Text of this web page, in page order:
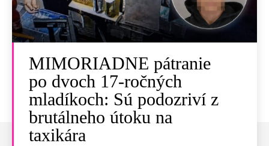
MIMORIADNE pátranie
po dvoch 17-ročných
mladíkoch: Sú podozriví z
brutálneho útoku na
taxikára